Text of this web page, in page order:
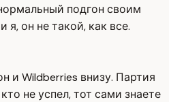
подгон своим
я, он не такой, как все.
и Wildberries внизу. Партия
не успел, тот сами знаете